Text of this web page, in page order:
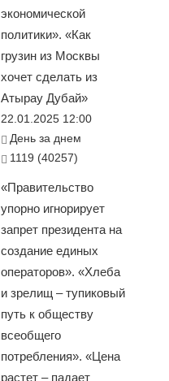
экономической
политики». «Как
грузин из Москвы
хочет сделать из
Атырау Дубай»
22.01.2025 12:00
День за днем
1119 (40257)
«Правительство
упорно игнорирует
запрет президента на
создание единых
операторов». «Хлеба
и зрелищ – тупиковый
путь к обществу
всеобщего
потребления». «Цена
растет – падает